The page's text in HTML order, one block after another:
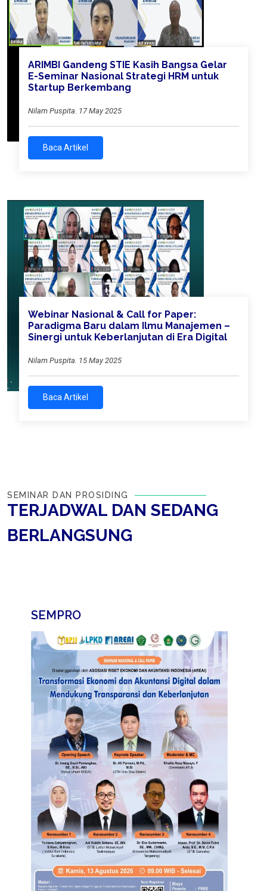
ARIMBI Gandeng STIE Kasih Bangsa Gelar
E-Seminar Nasional Strategi HRM untuk
Startup Berkembang
Nilam Puspita. 17 May 2025
Baca Artikel
Webinar Nasional & Call for Paper:
Paradigma Baru dalam Ilmu Manajemen –
Sinergi untuk Keberlanjutan di Era Digital
Nilam Puspita. 15 May 2025
Baca Artikel
SEMINAR DAN PROSIDING
TERJADWAL DAN SEDANG
BERLANGSUNG
SEMPRO